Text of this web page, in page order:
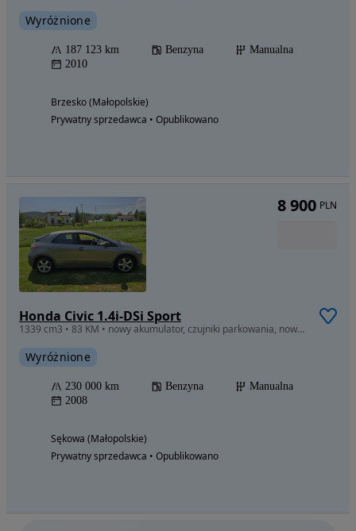
Wyróżnione
187 123 km Benzyna
Manualna
2010
Brzesko (Małopolskie)
Prywatny sprzedawca • Opublikowano
Honda Civic 1.4i-DSi Sport
1339 cm3 • 83 KM • nowy akumulator, czujniki parkowania, nowe sprzęgło
Wyróżnione
230 000 km Benzyna
Manualna
2008
Sękowa (Małopolskie)
Prywatny sprzedawca • Opublikowano
8 900 PLN